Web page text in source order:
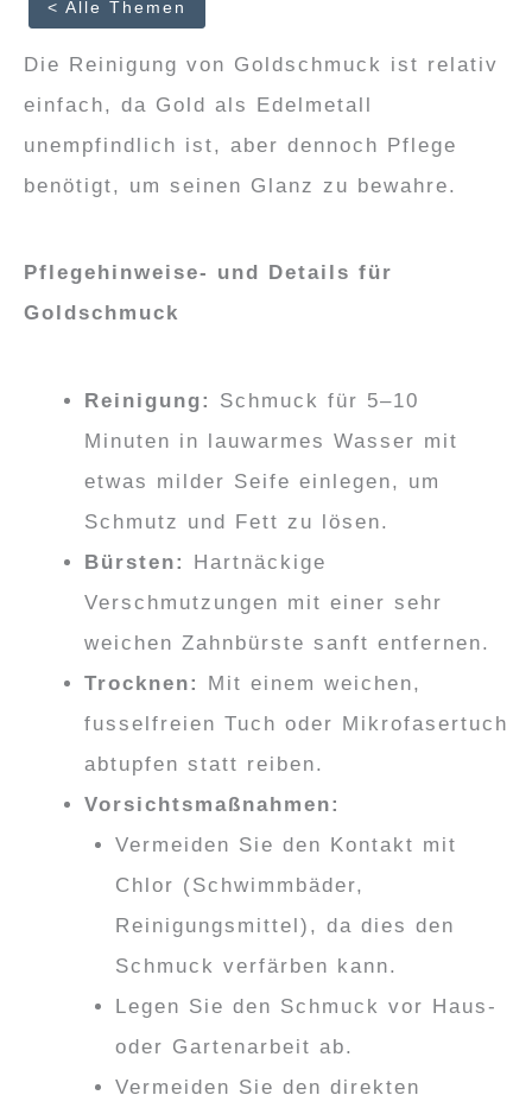
< Alle Themen
Die Reinigung von Goldschmuck ist relativ
einfach, da Gold als Edelmetall
unempfindlich ist, aber dennoch Pflege
benötigt, um seinen Glanz zu bewahre.
Pflegehinweise- und Details für
Goldschmuck
Reinigung:
Schmuck für 5–10
Minuten in lauwarmes Wasser mit
etwas milder Seife einlegen, um
Schmutz und Fett zu lösen.
Bürsten:
Hartnäckige
Verschmutzungen mit einer sehr
weichen Zahnbürste sanft entfernen.
Trocknen:
Mit einem weichen,
fusselfreien Tuch oder Mikrofasertuch
abtupfen statt reiben.
Vorsichtsmaßnahmen:
Vermeiden Sie den Kontakt mit
Chlor (Schwimmbäder,
Reinigungsmittel), da dies den
Schmuck verfärben kann.
Legen Sie den Schmuck vor Haus-
oder Gartenarbeit ab.
Vermeiden Sie den direkten